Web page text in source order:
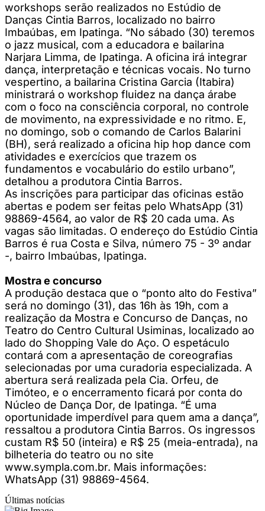
workshops serão realizados no Estúdio de
Danças Cintia Barros, localizado no bairro
Imbaúbas, em Ipatinga. “No sábado (30) teremos
o jazz musical, com a educadora e bailarina
Narjara Limma, de Ipatinga. A oficina irá integrar
dança, interpretação e técnicas vocais. No turno
vespertino, a bailarina Cristina Garcia (Itabira)
ministrará o workshop fluidez na dança árabe
com o foco na consciência corporal, no controle
de movimento, na expressividade e no ritmo. E,
no domingo, sob o comando de Carlos Balarini
(BH), será realizado a oficina hip hop dance com
atividades e exercícios que trazem os
fundamentos e vocabulário do estilo urbano”,
detalhou a produtora Cintia Barros.
As inscrições para participar das oficinas estão
abertas e podem ser feitas pelo WhatsApp (31)
98869-4564, ao valor de R$ 20 cada uma. As
vagas são limitadas. O endereço do Estúdio Cintia
Barros é rua Costa e Silva, número 75 - 3º andar
-, bairro Imbaúbas, Ipatinga.
Mostra e concurso
A produção destaca que o “ponto alto do Festiva”
será no domingo (31), das 16h às 19h, com a
realização da Mostra e Concurso de Danças, no
Teatro do Centro Cultural Usiminas, localizado ao
lado do Shopping Vale do Aço. O espetáculo
contará com a apresentação de coreografias
selecionadas por uma curadoria especializada. A
abertura será realizada pela Cia. Orfeu, de
Timóteo, e o encerramento ficará por conta do
Núcleo de Dança Dor, de Ipatinga. “É uma
oportunidade imperdível para quem ama a dança”,
ressaltou a produtora Cintia Barros. Os ingressos
custam R$ 50 (inteira) e R$ 25 (meia-entrada), na
bilheteria do teatro ou no site
www.sympla.com.br. Mais informações:
WhatsApp (31) 98869-4564.
Últimas notícias